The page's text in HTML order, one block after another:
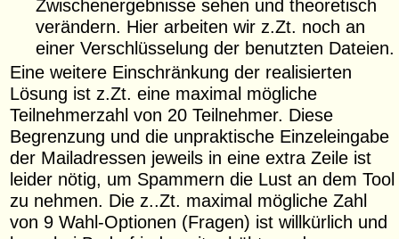
Zwischenergebnisse sehen und theoretisch
verändern. Hier arbeiten wir z.Zt. noch an
einer Verschlüsselung der benutzten Dateien.
Eine weitere Einschränkung der realisierten
Lösung ist z.Zt. eine maximal mögliche
Teilnehmerzahl von 20 Teilnehmer. Diese
Begrenzung und die unpraktische Einzeleingabe
der Mailadressen jeweils in eine extra Zeile ist
leider nötig, um Spammern die Lust an dem Tool
zu nehmen. Die z..Zt. maximal mögliche Zahl
von 9 Wahl-Optionen (Fragen) ist willkürlich und